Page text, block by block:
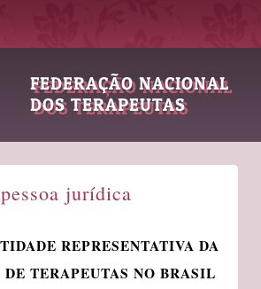
FEDERAÇÃO NACIONAL
DOS TERAPEUTAS
jurídica
REPRESENTATIVA DA
TERAPEUTAS NO BRASIL